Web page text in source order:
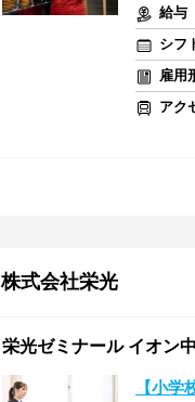
給与
シフ
雇用
アク
株式会社栄光
栄光ゼミナール イオン
【小